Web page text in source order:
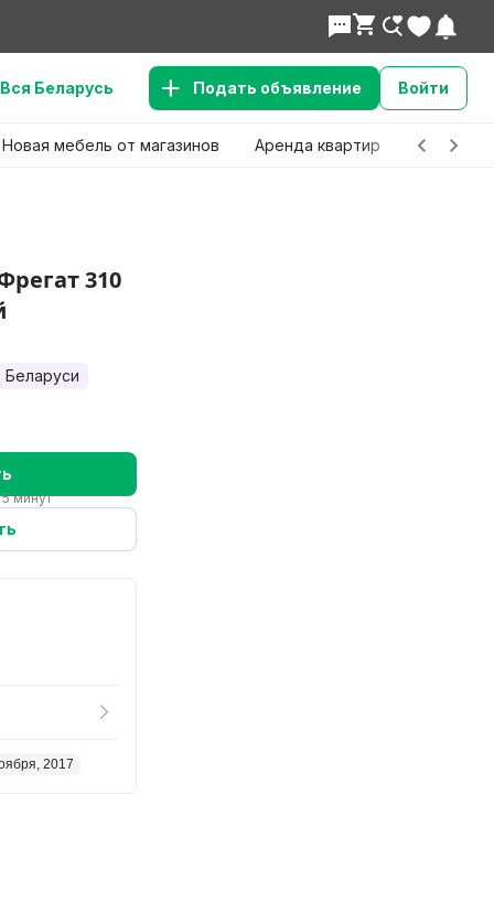
Вся Беларусь Подать объявление Войти
Новая мебель от магазинов Аренда квартир Детские
310
минут
2017